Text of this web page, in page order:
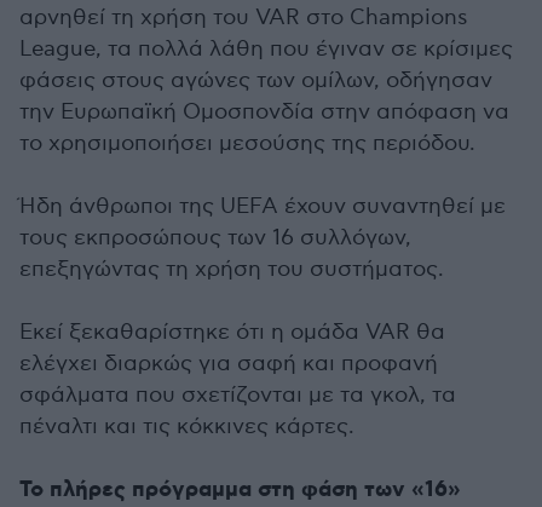
αρνηθεί τη χρήση του VAR στο Champions
League, τα πολλά λάθη που έγιναν σε κρίσιμες
φάσεις στους αγώνες των ομίλων, οδήγησαν
την Ευρωπαϊκή Ομοσπονδία στην απόφαση να
το χρησιμοποιήσει μεσούσης της περιόδου.
Ήδη άνθρωποι της UEFA έχουν συναντηθεί με
τους εκπροσώπους των 16 συλλόγων,
επεξηγώντας τη χρήση του συστήματος.
Εκεί ξεκαθαρίστηκε ότι η ομάδα VAR θα
ελέγχει διαρκώς για σαφή και προφανή
σφάλματα που σχετίζονται με τα γκολ, τα
πέναλτι και τις κόκκινες κάρτες.
Το πλήρες πρόγραμμα στη φάση των «16»